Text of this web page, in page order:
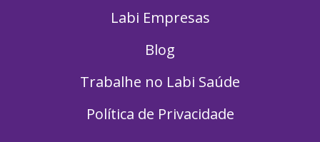
Labi Empresas
Blog
Trabalhe no Labi Saúde
Política de Privacidade